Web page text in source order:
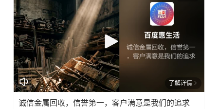
了解详情
诚信金属回收，信誉第一，客户满意是我们的追求